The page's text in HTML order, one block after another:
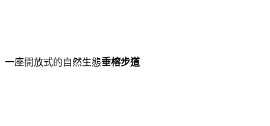
一座開放式的自然生態垂榕步道